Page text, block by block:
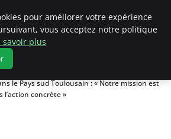
le Pays sud Toulousain : « Notre mission est
l’action concrète »
pour améliorer votre expérience
vous acceptez notre politique
savoir plus